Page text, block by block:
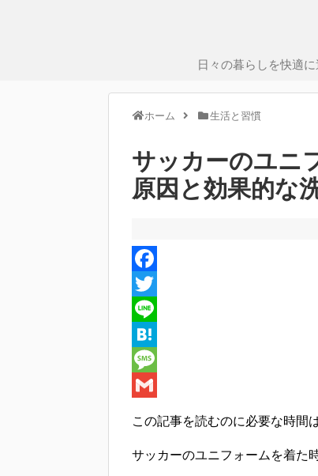
日々の暮らしを快適
ホーム 生活と習慣
サッカーのユニ
原因と効果的な
F
a
e
b
k
T
w
i
r
i
n
H
a
n
M
sa
この記事を読むのに必要な時間
サッカーのユニフォームを着た